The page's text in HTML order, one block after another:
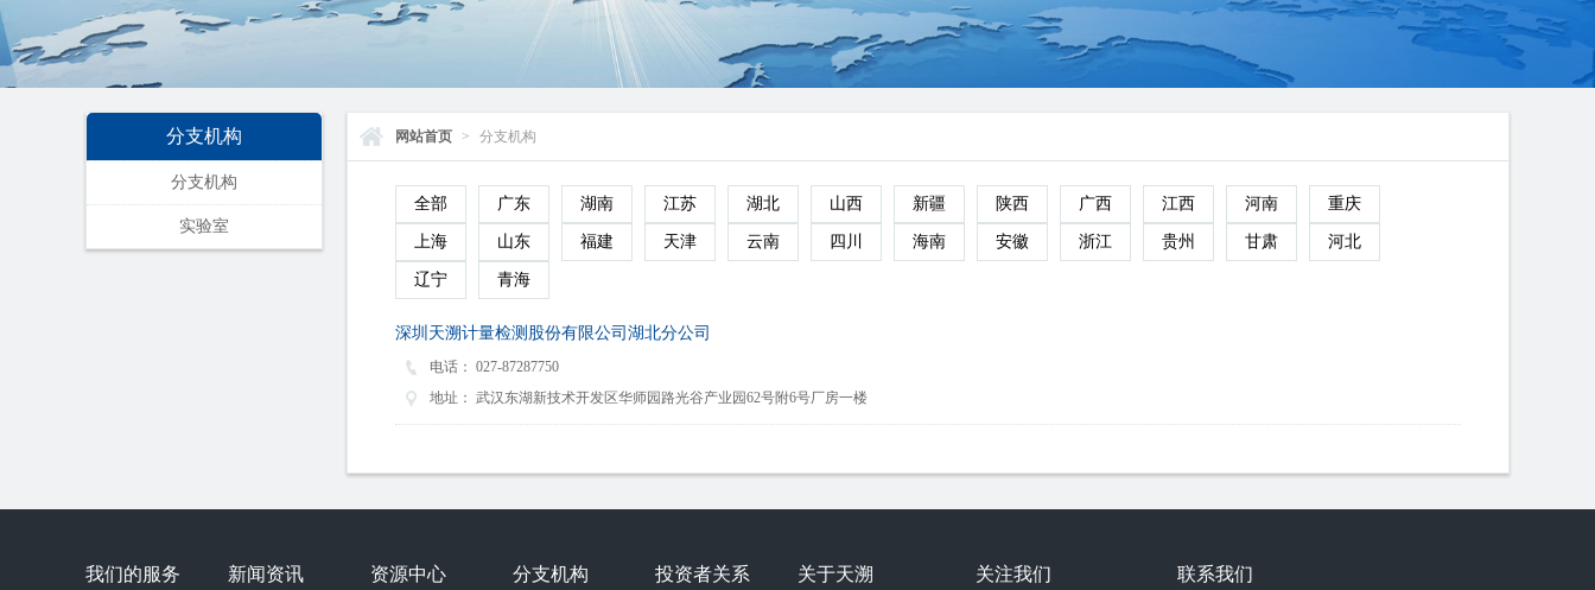
分支机构
分支机构
实验室
网站首页 > 分支机构
全部 广东 湖南 江苏 湖北 山西 新疆 陕西 广西 江西 河南 重庆
上海 山东 福建 天津 云南 四川 海南 安徽 浙江 贵州 甘肃 河北
辽宁 青海
深圳天溯计量检测股份有限公司湖北分公司
电话： 027-87287750
地址： 武汉东湖新技术开发区华师园路光谷产业园62号附6号厂房一楼
我们的服务 新闻资讯 资源中心 分支机构 投资者关系 关于天溯 关注我们 联系我们